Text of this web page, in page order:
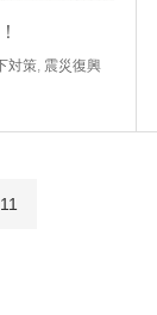
対策 震災復興
11